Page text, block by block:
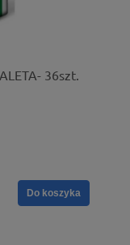
36szt.
Do koszyka